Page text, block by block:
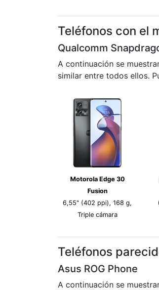
Teléfonos con el
Qualcomm
A continuación se
similar entre todos ellos.
Motorola Edge 30
Fusion
6,55" (402 ppi), 168 g,
Triple cámara
Teléfonos
Asus ROG Phone
A continuación se